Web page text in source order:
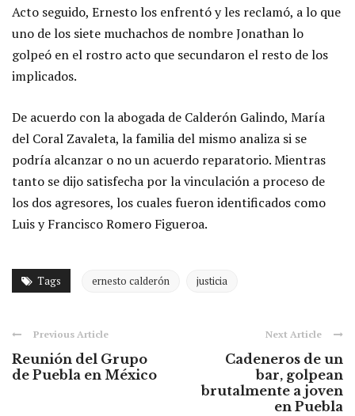
Acto seguido, Ernesto los enfrentó y les reclamó, a lo que
uno de los siete muchachos de nombre Jonathan lo
golpeó en el rostro acto que secundaron el resto de los
implicados.
De acuerdo con la abogada de Calderón Galindo, María
del Coral Zavaleta, la familia del mismo analiza si se
podría alcanzar o no un acuerdo reparatorio. Mientras
tanto se dijo satisfecha por la vinculación a proceso de
los dos agresores, los cuales fueron identificados como
Luis y Francisco Romero Figueroa.
Tags ernesto calderón justicia
Previous Article
Reunión del Grupo
de Puebla en México
Next Article
Cadeneros de un
bar, golpean
brutalmente a joven
en Puebla